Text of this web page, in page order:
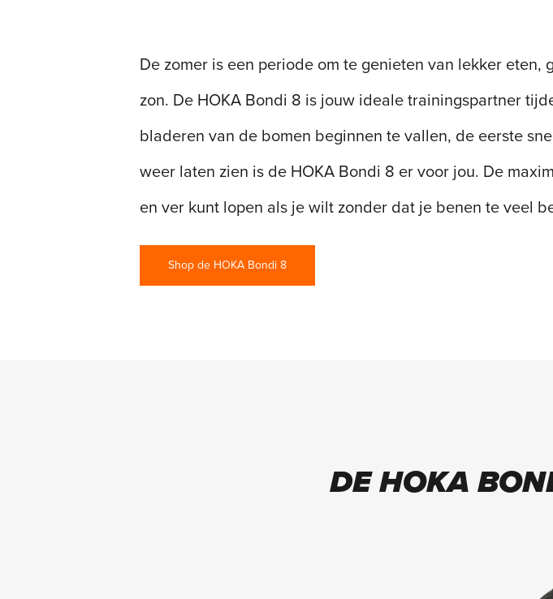
De zomer is een periode om te genieten van lekker
zon. De HOKA Bondi 8 is jouw ideale trainingspartner
bladeren van de bomen beginnen te vallen, de eerste
weer laten zien is de HOKA Bondi 8 er voor jou. De
en ver kunt lopen als je wilt zonder dat je benen te veel
Shop de HOKA Bondi 8
DE HOKA